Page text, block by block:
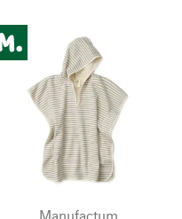
Manufactum